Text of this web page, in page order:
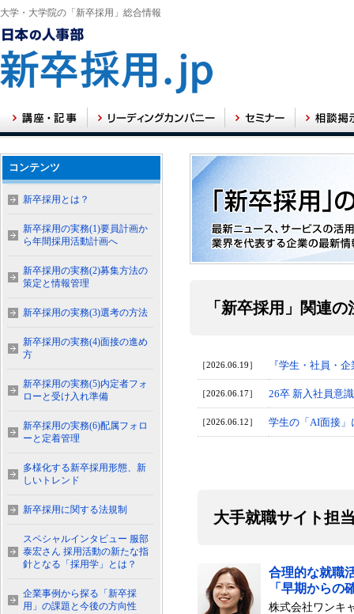
大学・大学院の「新卒採用」総合情報
「新卒採用」関連
［2026.06.19］ 『学生・社員・
［2026.06.17］ 26卒 新入社員意
［2026.06.12］ 学生の「AI面接
大手就職サイト担
合理的な就職
「早期からの
株式会社ワンキ
コンテンツ
新卒採用とは？
新卒採用の実務(1)要員計画か
ら年間採用活動計画へ
新卒採用の実務(2)募集方法の
策定と情報管理
新卒採用の実務(3)選考の方法
新卒採用の実務(4)面接の進め
方
新卒採用の実務(5)内定者フォ
ローと受け入れ準備
新卒採用の実務(6)配属フォロ
ーと定着管理
多様化する新卒採用形態、新
しいトレンド
新卒採用に関する法規制
スペシャルインタビュー 服部
泰宏さん 採用活動の新たな指
針となる「採用学」とは？
企業事例から探る「新卒採
用」の課題と今後の方向性